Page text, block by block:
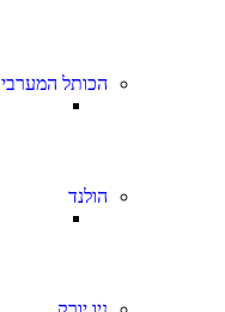
הכותל המערבי
הולנד